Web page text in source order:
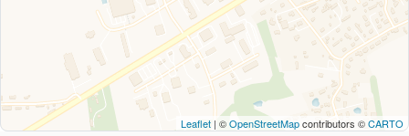
Leaflet | ©OpenStreetMapcontributors ©CARTO